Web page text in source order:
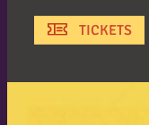
TICKETS